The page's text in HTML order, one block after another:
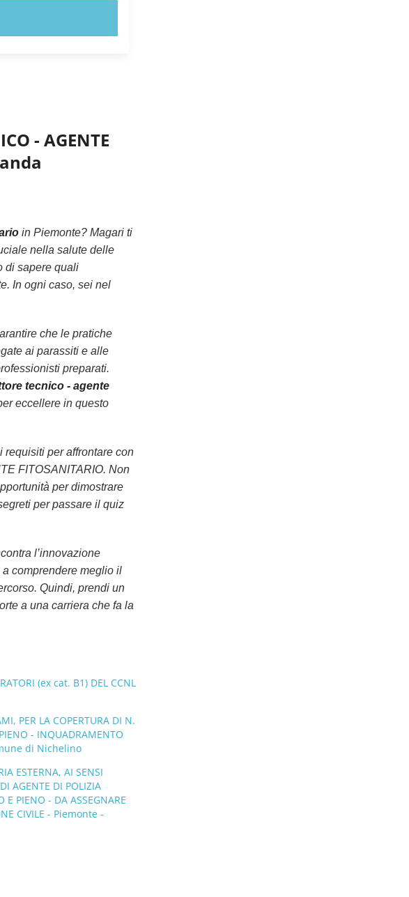
- AGENTE
in Piemonte? Magari ti
nella salute delle
di sapere quali
In ogni caso, sei nel
che le pratiche
ai parassiti e alle
preparati.
tecnico - agente
eccellere in questo
requisiti per affrontare con
FITOSANITARIO. Non
per dimostrare
per passare il quiz
l’innovazione
comprendere meglio il
Quindi, prendi un
a una carriera che fa la
(ex cat. B1) DEL CCNL
PER LA COPERTURA DI N.
- INQUADRAMENTO
di Nichelino
ESTERNA, AI SENSI
AGENTE DI POLIZIA
E PIENO - DA ASSEGNARE
CIVILE - Piemonte -